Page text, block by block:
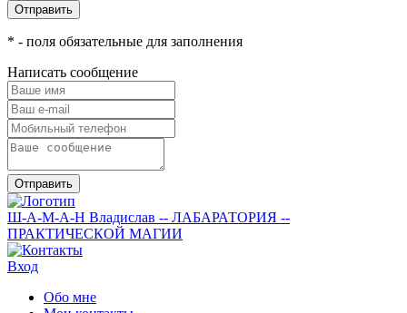
Отправить
* - поля обязательные для заполнения
Написать сообщение
Отправить
Ш-А-М-А-Н Владислав -- ЛАБАРАТОРИЯ --
ПРАКТИЧЕСКОЙ МАГИИ
Вход
Обо мне